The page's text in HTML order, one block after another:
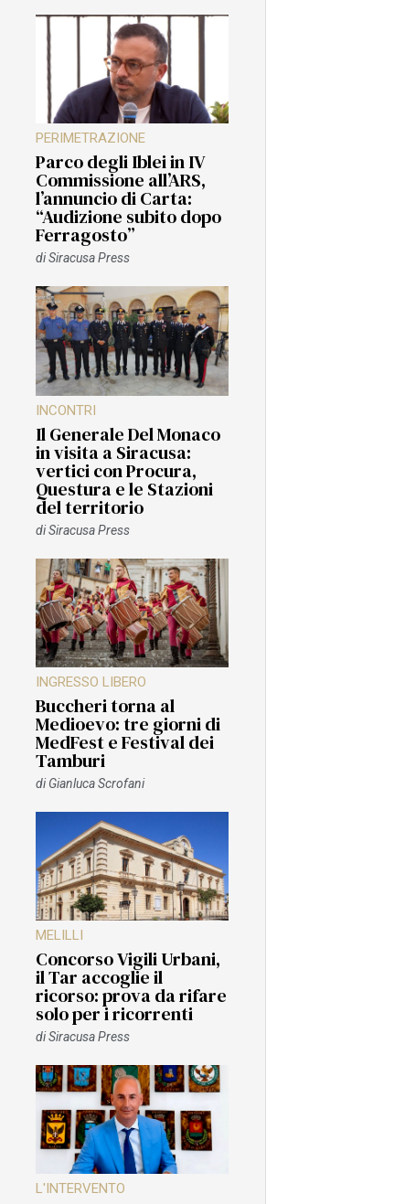
PERIMETRAZIONE
Parco degli Iblei in IV
Commissione all’ARS,
l’annuncio di Carta:
“Audizione subito dopo
Ferragosto”
diSiracusa Press
INCONTRI
Il Generale Del Monaco
in visita a Siracusa:
vertici con Procura,
Questura e le Stazioni
del territorio
diSiracusa Press
INGRESSO LIBERO
Buccheri torna al
Medioevo: tre giorni di
MedFest e Festival dei
Tamburi
diGianluca Scrofani
MELILLI
Concorso Vigili Urbani,
il Tar accoglie il
ricorso: prova da rifare
solo per i ricorrenti
diSiracusa Press
L'INTERVENTO